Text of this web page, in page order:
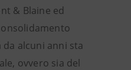
& Blaine ed
alcuni anni sta
ovvero sia del